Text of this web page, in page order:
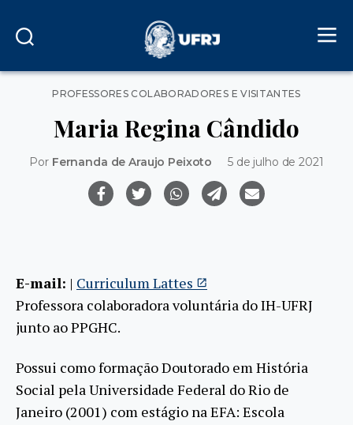
Categorias
PROFESSORES COLABORADORES E VISITANTES
Maria Regina Cândido
Por Fernanda de Araujo Peixoto 5 de julho de 2021
E-mail: | Curriculum Lattes
Professora colaboradora voluntária do IH-UFRJ
junto ao PPGHC.
Possui como formação Doutorado em História
Social pela Universidade Federal do Rio de
Janeiro (2001) com estágio na EFA: Escola